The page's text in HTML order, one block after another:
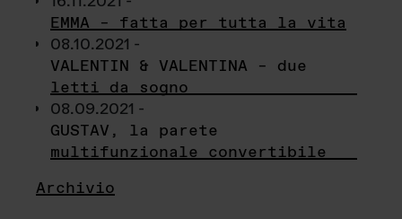
EMMA – fatta per tutta la vita
08.10.2021 -
VALENTIN & VALENTINA – due
letti da sogno
08.09.2021 -
GUSTAV, la parete
multifunzionale convertibile
Archivio